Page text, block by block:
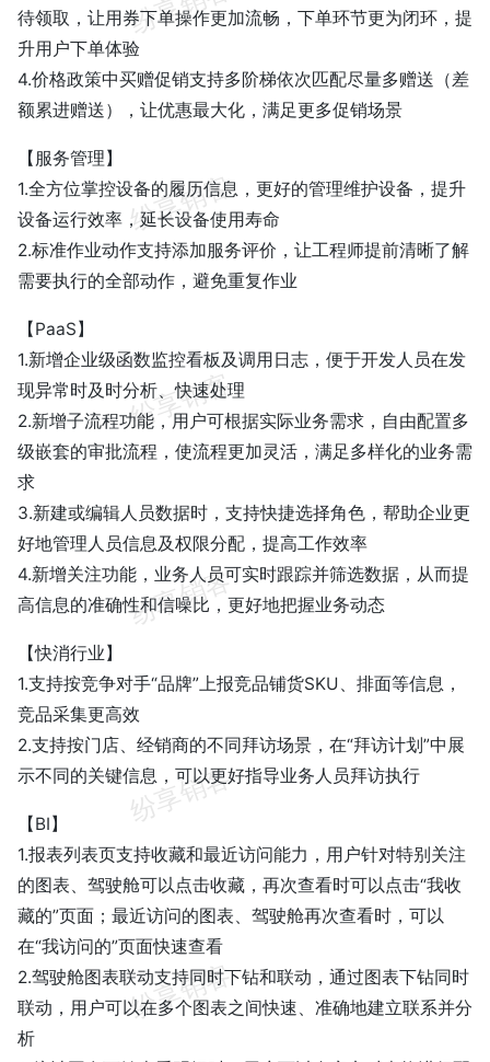
待领取，让用券下单操作更加流畅，下单环节更为闭环，提
升用户下单体验
4.价格政策中买赠促销支持多阶梯依次匹配尽量多赠送（差
额累进赠送），让优惠最大化，满足更多促销场景
【服务管理】
1.全方位掌控设备的履历信息，更好的管理维护设备，提升
设备运行效率，延长设备使用寿命
2.标准作业动作支持添加服务评价，让工程师提前清晰了解
需要执行的全部动作，避免重复作业
【PaaS】
1.新增企业级函数监控看板及调用日志，便于开发人员在发
现异常时及时分析、快速处理
2.新增子流程功能，用户可根据实际业务需求，自由配置多
级嵌套的审批流程，使流程更加灵活，满足多样化的业务需
求
3.新建或编辑人员数据时，支持快捷选择角色，帮助企业更
好地管理人员信息及权限分配，提高工作效率
4.新增关注功能，业务人员可实时跟踪并筛选数据，从而提
高信息的准确性和信噪比，更好地把握业务动态
【快消行业】
1.支持按竞争对手“品牌”上报竞品铺货SKU、排面等信息，
竞品采集更高效
2.支持按门店、经销商的不同拜访场景，在“拜访计划”中展
示不同的关键信息，可以更好指导业务人员拜访执行
【BI】
1.报表列表页支持收藏和最近访问能力，用户针对特别关注
的图表、驾驶舱可以点击收藏，再次查看时可以点击“我收
藏的”页面；最近访问的图表、驾驶舱再次查看时，可以
在“我访问的”页面快速查看
2.驾驶舱图表联动支持同时下钻和联动，通过图表下钻同时
联动，用户可以在多个图表之间快速、准确地建立联系并分
析